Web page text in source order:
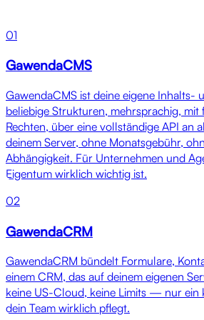
01
GawendaCMS
GawendaCMS ist deine eigene
beliebige Strukturen, mehrsprachig, mit
Rechten, über eine vollständige API an
deinem Server, ohne Monatsgebühr,
Abhängigkeit. Für Unternehmen und
Eigentum wirklich wichtig ist.
02
GawendaCRM
GawendaCRM bündelt Formulare,
einem CRM, das auf deinem eigenen
keine US-Cloud, keine Limits — nur ein
dein Team wirklich pflegt.